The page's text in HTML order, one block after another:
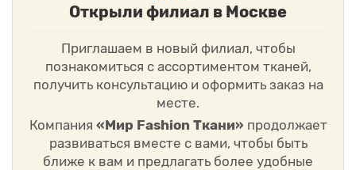
Открыли филиал в Москве
Приглашаем в новый филиал, чтобы
познакомиться с ассортиментом тканей,
получить консультацию и оформить заказ на
месте.
Компания «Мир Fashion Ткани» продолжает
развиваться вместе с вами, чтобы быть
ближе к вам и предлагать более удобные